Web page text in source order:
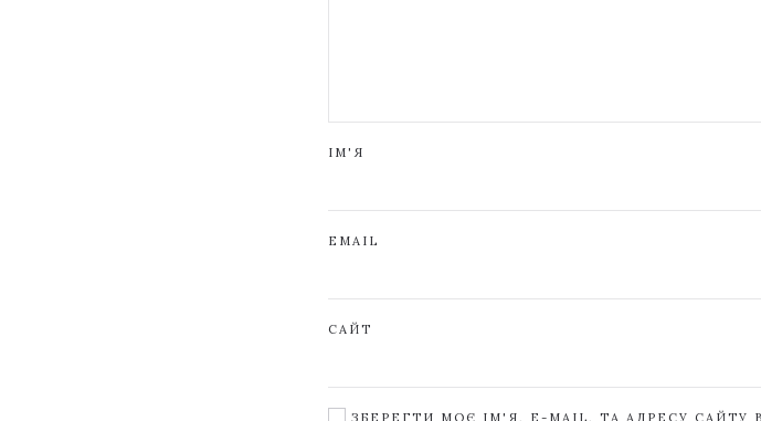
ІМ'Я
EMAIL
САЙТ
ЗБЕРЕГТИ МОЄ ІМ'Я, E-MAIL, ТА АДРЕСУ САЙТУ